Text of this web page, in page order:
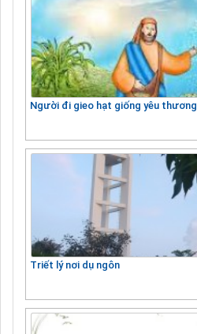
Người đi gieo hạt giống yêu thương
Triết lý nơi dụ ngôn